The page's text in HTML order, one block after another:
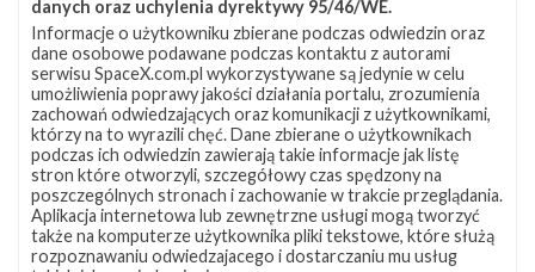
Z NASZEGO TWITTERA
Śledź nas na Twitterze
OSTATNIO POPULARNE
danych oraz uchylenia dyrektywy 95/46/WE.
Informacje o użytkowniku zbierane podczas odwiedzin oraz
dane osobowe podawane podczas kontaktu z autorami
serwisu SpaceX.com.pl wykorzystywane są jedynie w celu
umożliwienia poprawy jakości działania portalu, zrozumienia
zachowań odwiedzających oraz komunikacji z użytkownikami,
którzy na to wyrazili chęć. Dane zbierane o użytkownikach
podczas ich odwiedzin zawierają takie informacje jak listę
stron które otworzyli, szczegółowy czas spędzony na
poszczególnych stronach i zachowanie w trakcie przeglądania.
Aplikacja internetowa lub zewnętrzne usługi mogą tworzyć
także na komputerze użytkownika pliki tekstowe, które służą
rozpoznawaniu odwiedzajacego i dostarczaniu mu usług